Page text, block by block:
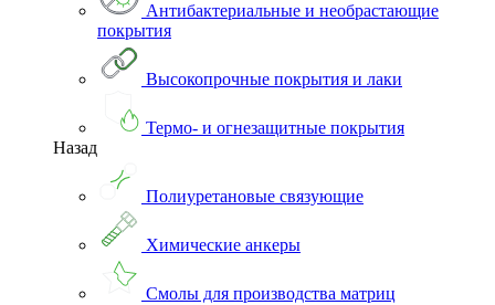
Антибактериальные и необрастающие
покрытия
Высокопрочные покрытия и лаки
Термо- и огнезащитные покрытия
Назад
Полиуретановые связующие
Химические анкеры
Смолы для производства матриц